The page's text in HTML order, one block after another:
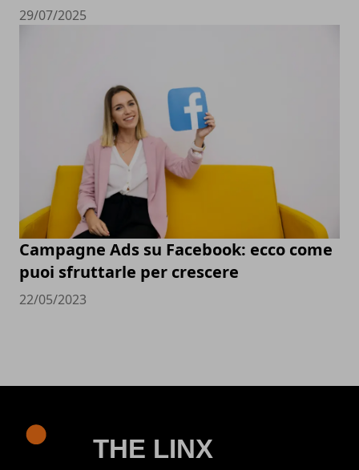
29/07/2025
Campagne Ads su Facebook: ecco come
puoi sfruttarle per crescere
22/05/2023